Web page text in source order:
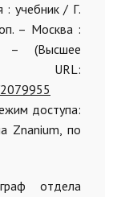
: учебник / Г.
– Москва :
(Высшее
URL:
доступа:
Znanium, по
отдела